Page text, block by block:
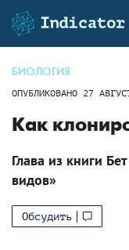
БИОЛОГИЯ
ОПУБЛИКОВАНО 27
Как
Глава из книги
видов»
Обсудить